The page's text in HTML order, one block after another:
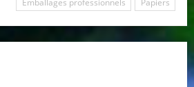
Emballages professionnels Papiers